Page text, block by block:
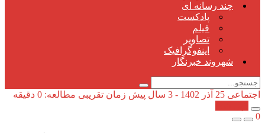
چند رسانه ای
پادکست
فیلم
تصاویر
اینفوگرافیک
شهروند خبرنگار
اجتماعی 25 آذر 1402 - 3 سال پیش
زمان تقریبی مطالعه: 0 دقیقه
0